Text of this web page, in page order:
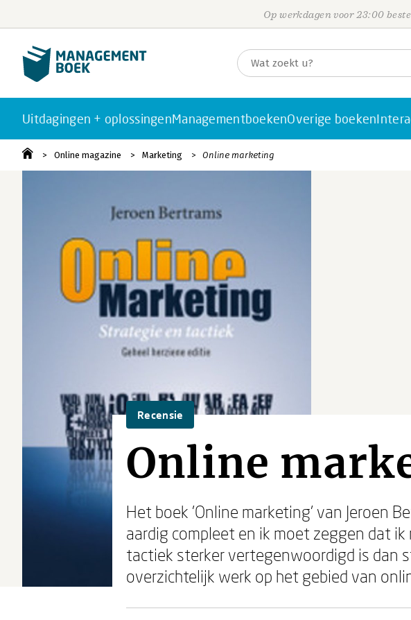
Op werkdagen voor 23:00
Uitdagingen + oplossingenManagementboekenOverige boeken
Online magazine Marketing Online marketing
Recensie
Online
Het boek 'Online marketing' van Jeroen
aardig compleet en ik moet zeggen dat
tactiek sterker vertegenwoordigd is dan
overzichtelijk werk op het gebied van